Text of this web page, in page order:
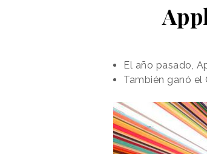
El año pasado,
También ganó el